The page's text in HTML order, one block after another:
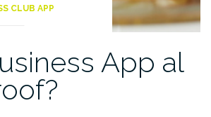
CLUB APP
App al